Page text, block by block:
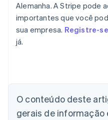
Alemanha. A Stripe pode
importantes que você
sua empresa. Registre-se
já.
O conteúdo deste
gerais de informação
Austrália
English
Áustria
DeutschEnglish